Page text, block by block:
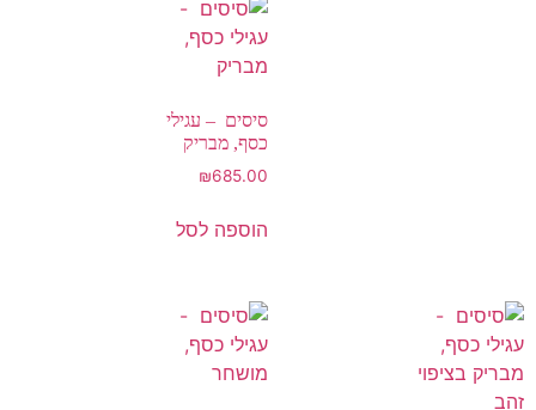
סיסים – עגילי
כסף, מבריק
₪685.00
הוספה לסל